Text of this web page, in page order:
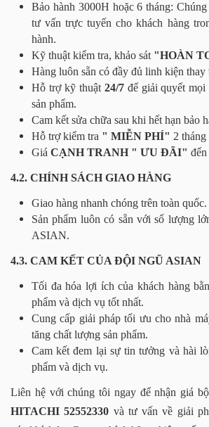
Bảo hành 3000H hoặc 6 tháng:
tư vấn trực tuyến cho khách hàng
hành.
Kỹ thuật kiểm tra, khảo sát "HOÀN
Hàng luôn sẵn có đầy đủ linh kiện thay
Hỗ trợ kỹ thuật 24/7 để giải quyết mọi
sản phẩm.
Cam kết sửa chữa sau khi hết hạn bảo
Hỗ trợ kiểm tra " MIỄN PHÍ" 2 tháng
Giá CẠNH TRANH " ƯU ĐÃI"
4.2. CHÍNH SÁCH GIAO HÀNG
Giao hàng nhanh chóng trên toàn quốc.
Sản phẩm luôn có sẵn với số lượng
ASIAN.
4.3. CAM KẾT CỦA ĐỘI NGŨ ASIAN
Tối đa hóa lợi ích của khách hàng
phẩm và dịch vụ tốt nhất.
Cung cấp giải pháp tối ưu cho nhà
tăng chất lượng sản phẩm.
Cam kết đem lại sự tin tưởng và hài
phẩm và dịch vụ.
Liên hệ với chúng tôi ngay để nhận giá bộ
HITACHI 52552330 và tư vấn về giải